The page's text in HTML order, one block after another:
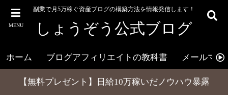
MENU
副業で月5万稼ぐ資産ブログの構築方法を情報発信します！
しょうぞう公式ブログ
ホーム ブログアフィリエイトの教科書 メールマガ
【無料プレゼント】日給10万稼いだノウハウ暴露